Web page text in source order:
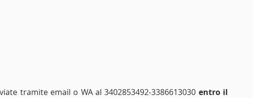
tramite email o WA al 3402853492-3386613030 entro il